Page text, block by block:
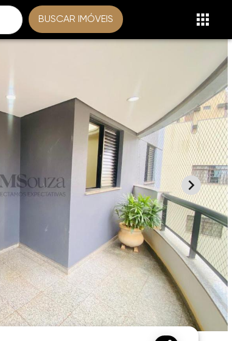
BUSCAR IMÓVEIS